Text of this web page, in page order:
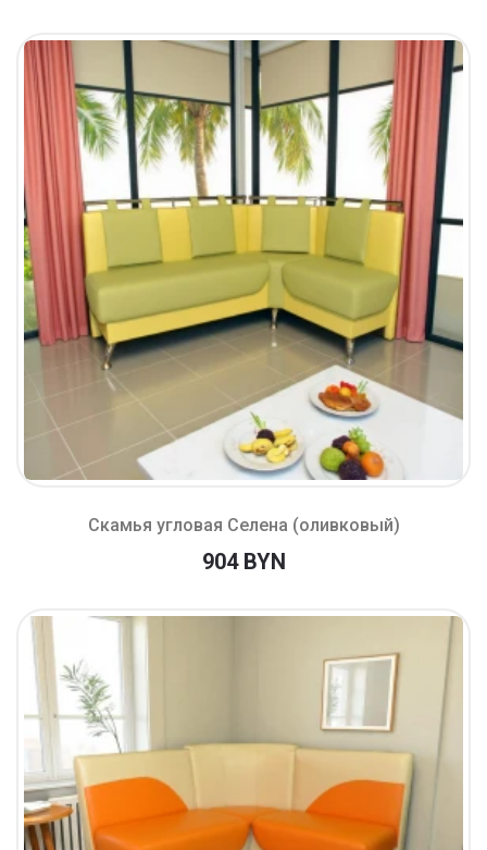
Скамья угловая Селена (оливковый)
904 BYN